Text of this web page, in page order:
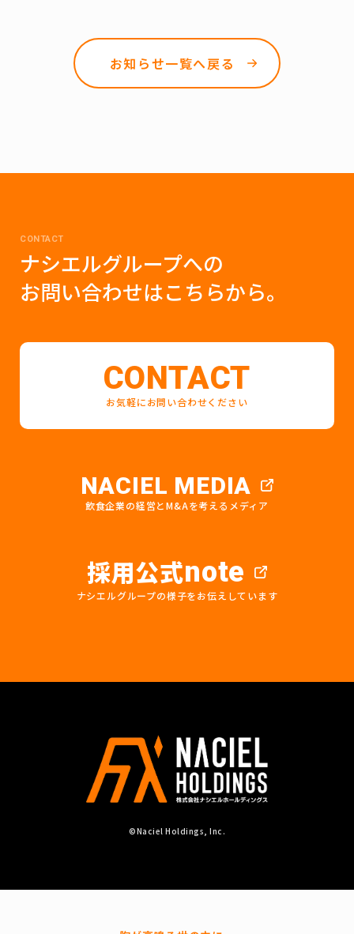
お知らせ一覧へ戻る
CONTACT
ナシエルグループへの
お問い合わせはこちらから。
CONTACT
お気軽にお問い合わせください
NACIEL MEDIA
飲食企業の経営とM&Aを考えるメディア
採用公式note
ナシエルグループの様子をお伝えしています
©Naciel Holdings, Inc.